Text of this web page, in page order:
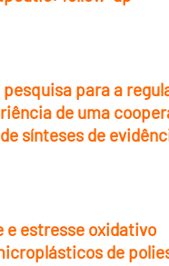
para a
de uma
sínteses de
e estresse oxidativo
de